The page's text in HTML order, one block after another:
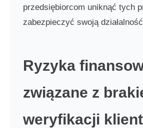
przedsiębiorcom uniknąć tych
zabezpieczyć swoją
Ryzyka
związane z
weryfikacji